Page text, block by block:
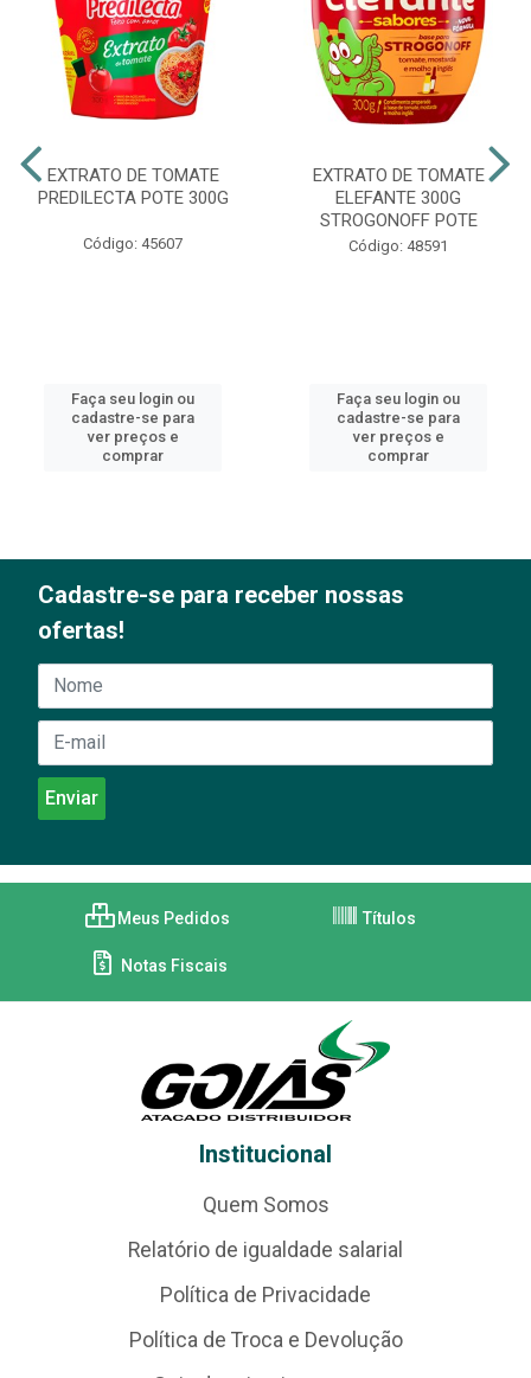
EXTRATO DE TOMATE
PREDILECTA POTE 300G
Código: 45607
Faça seu login ou
cadastre-se para
ver preços e
comprar
EXTRATO DE TOMATE
ELEFANTE 300G
STROGONOFF POTE
Código: 48591
Faça seu login ou
cadastre-se para
ver preços e
comprar
Cadastre-se para receber nossas
ofertas!
Meus Pedidos Títulos
Notas Fiscais
Institucional
Quem Somos
Relatório de igualdade salarial
Política de Privacidade
Política de Troca e Devolução